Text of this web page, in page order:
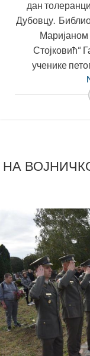
дан
Дубовцу.
Стојковић“
ученике
НА